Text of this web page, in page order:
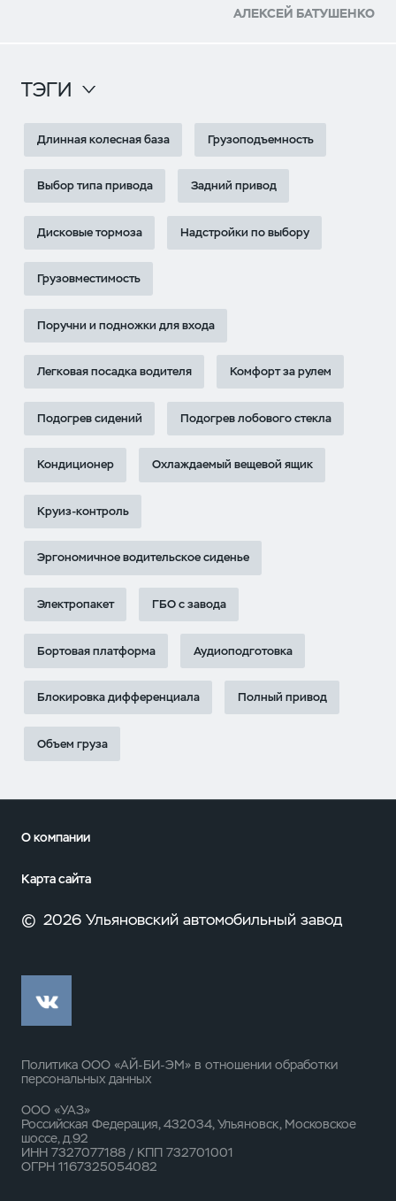
АЛЕКСЕЙ БАТУШЕНКО
ТЭГИ
Длинная колесная база Грузоподъемность
Выбор типа привода Задний привод
Дисковые тормоза Надстройки по выбору
Грузовместимость
Поручни и подножки для входа
Легковая посадка водителя Комфорт за рулем
Подогрев сидений Подогрев лобового стекла
Кондиционер Охлаждаемый вещевой ящик
Круиз-контроль
Эргономичное водительское сиденье
Электропакет ГБО с завода
Бортовая платформа Аудиоподготовка
Блокировка дифференциала Полный привод
Объем груза
О компании
Карта сайта
© 2026 Ульяновский автомобильный завод
Политика ООО «АЙ-БИ-ЭМ» в отношении обработки
персональных данных
ООО «УАЗ»
Российская Федерация, 432034, Ульяновск, Московское
шоссе, д.92
ИНН 7327077188 / КПП 732701001
ОГРН 1167325054082